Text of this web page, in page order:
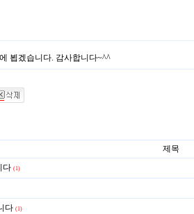
뵙겠습니다. 감사합니다~^^
제목
다 (1)
다 (1)